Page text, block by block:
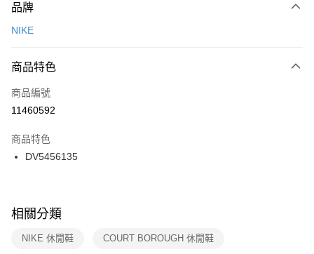
台灣樂天信用卡公司
【關於「AFTEE先享後付」】
便利好安心！
３．安心：先確認商品／服務後，再付款。
【「AFTEE先享後付」結帳流程】
１．於結帳方式選擇「AFTEE先享後付」後，將跳轉至「AFTEE先享後付」
２．訂單成立數日內，您將收到繳費通知簡訊。
３．收到繳費通知簡訊後14天內，點擊此簡訊中的連結，可透過四大超商／
ATM／網路銀行／等多元方式進行付款，方視為交易完成。
※ 交易是否成功請以「AFTEE先享後付 」之結帳頁面顯示為準，若有關於
是否繳費成功／繳費後需取消欲退款等相關疑問，請聯繫「AFTEE先享後付
客戶支援中心」
https://netprotections.freshdesk.com/support/home
運送方式
每筆NT$100，滿NT$1,500(含以上)免運費
宅配
每筆NT$100，滿NT$1,500(含以上)免運費
付款後門市自取
每筆NT$100，滿NT$1,500(含以上)免運費
品牌
NIKE
商品特色
商品編號
11460592
商品特色
DV5456135
相關分類
NIKE 休閒鞋 COURT BOROUGH 休閒鞋